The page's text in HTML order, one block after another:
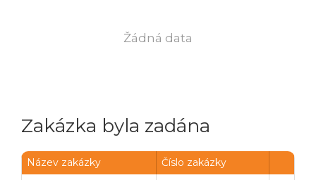
Žádná data
Zakázka byla zadána
Název zakázky Číslo zakázky